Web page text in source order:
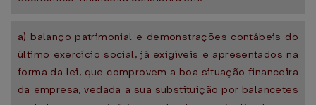
a) balanço patrimonial e demonstrações contábeis do
último exercício social, já exigíveis e apresentados na
forma da lei, que comprovem a boa situação financeira
da empresa, vedada a sua substituição por balancetes